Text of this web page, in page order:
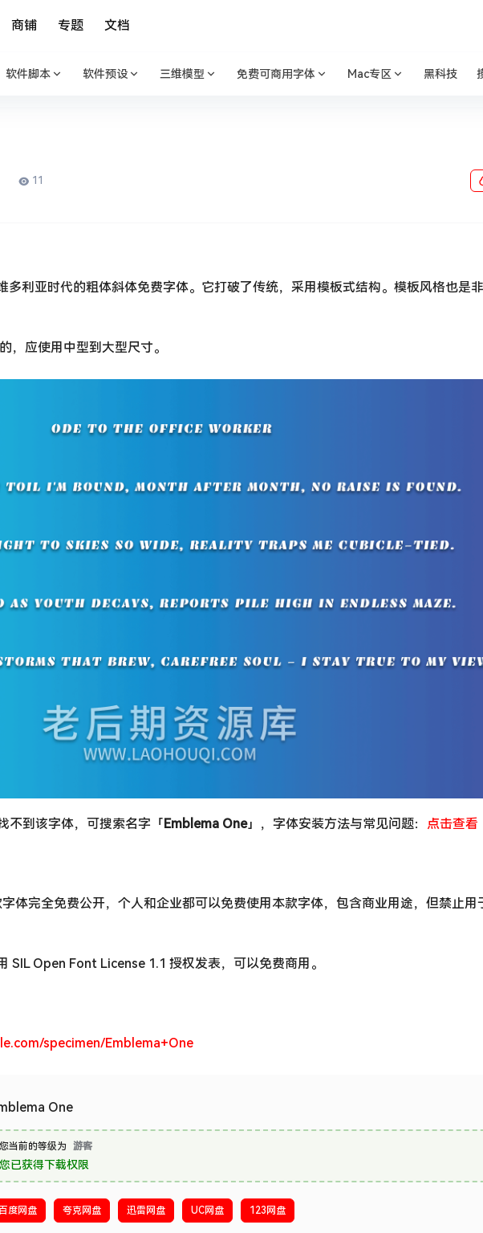
商铺 专题 文档
软件脚本 软件预设 三维模型 免费可商用字体 Mac专区 黑科技
11
利亚时代的粗体斜体免费字体。它打破了传统，采用模板式结构。模板风格也是非
，应使用中型到大型尺寸。
不到该字体，可搜索名字「Emblema One」，字体安装方法与常见问题： 点击查看
体完全免费公开，个人和企业都可以免费使用本款字体，包含商业用途，但禁止用
SIL Open Font License 1.1 授权发表，可以免费商用。
specimen/Emblema+One
One
您当前的等级为 游客
您已获得下载权限
百度网盘 夸克网盘 迅雷网盘 UC网盘 123网盘